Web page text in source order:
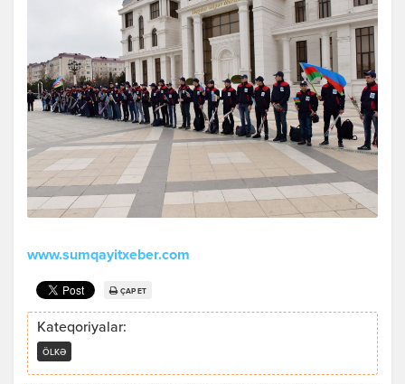
www.sumqayitxeber.com
ÇAP ET
Kateqoriyalar:
ÖLKƏ